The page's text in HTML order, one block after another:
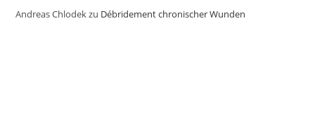
Andreas Chlodekzu Débridement chronischer Wunden